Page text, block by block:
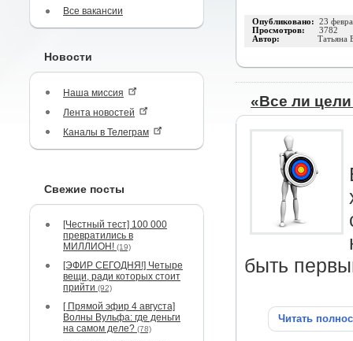
Все вакансии
Новости
Наша миссия
Лента новостей
Каналы в Телеграм
Свежие посты
[Честный тест] 100 000
превратились в
МИЛЛИОН! (19)
[ЭФИР СЕГОДНЯ!] Четыре
вещи, ради которых стоит
прийти (92)
[ Прямой эфир 4 августа]
Волны Вульфа: где деньги
на самом деле? (78)
Опубликовано: 23
Просмотров: 3782
Автор: Татьяна
«Все ли
быть
Читать